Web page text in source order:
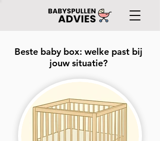
Beste baby box: welke past bij
jouw situatie?